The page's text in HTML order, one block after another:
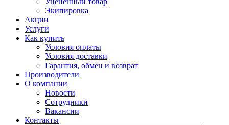
Экипировка
Акции
Услуги
Как купить
Условия оплаты
Условия доставки
Гарантия, обмен и возврат
Производители
О компании
Новости
Сотрудники
Вакансии
Контакты